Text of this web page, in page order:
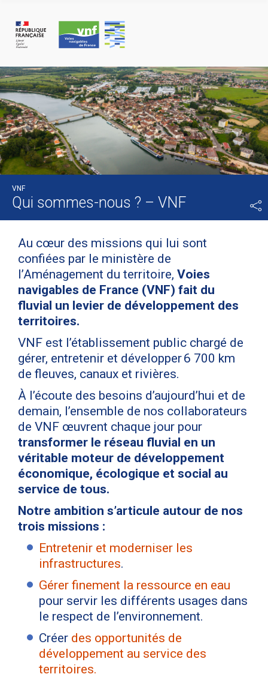
VNF
Qui sommes-nous ? – VNF
Au cœur des missions qui lui sont
confiées par le ministère de
l’Aménagement du territoire, Voies
navigables de France (VNF) fait du
fluvial un levier de développement des
territoires.
VNF est l’établissement public chargé de
gérer, entretenir et développer 6 700 km
de fleuves, canaux et rivières.
À l’écoute des besoins d’aujourd’hui et de
demain, l’ensemble de nos collaborateurs
de VNF œuvrent chaque jour pour
transformer le réseau fluvial en un
véritable moteur de développement
économique, écologique et social au
service de tous.
Notre ambition s’articule autour de nos
trois missions :
Entretenir et moderniser les
infrastructures.
Gérer finement la ressource en eau
pour servir les différents usages dans
le respect de l’environnement.
Créer des opportunités de
développement au service des
territoires.